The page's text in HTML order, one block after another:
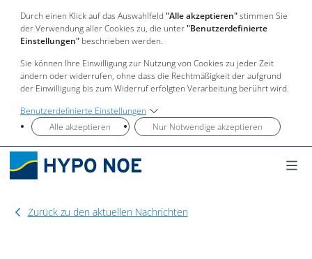
Durch einen Klick auf das Auswahlfeld "Alle akzeptieren"stimmen Sie
der Verwendung aller Cookies zu, die unter"Benutzerdefinierte
Einstellungen" beschrieben werden.
Sie können Ihre Einwilligung zur Nutzung von Cookies zu jeder Zeit
ändern oder widerrufen, ohne dass die Rechtmäßigkeit der aufgrund
der Einwilligung bis zum Widerruf erfolgten Verarbeitung berührt wird.
Benutzerdefinierte Einstellungen
Alle akzeptieren
Nur Notwendige akzeptieren
Zurück zu den aktuellen Nachrichten